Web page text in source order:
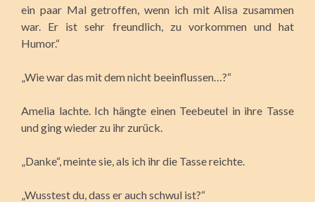
ein paar Mal getroffen, wenn ich mit Alisa zusammen
war. Er ist sehr freundlich, zu vorkommen und hat
Humor.“
„Wie war das mit dem nicht beeinflussen…?“
Amelia lachte. Ich hängte einen Teebeutel in ihre Tasse
und ging wieder zu ihr zurück.
„Danke“, meinte sie, als ich ihr die Tasse reichte.
„Wusstest du, dass er auch schwul ist?“